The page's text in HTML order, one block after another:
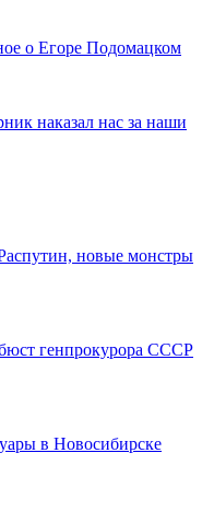
о Егоре Подомацком
наказал нас за наши
новые монстры
генпрокурора СССР
в Новосибирске